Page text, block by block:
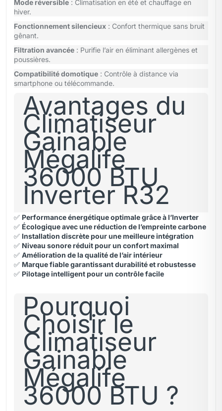
Mode réversible : Climatisation en été et chauffage en
hiver.
Fonctionnement silencieux : Confort thermique sans bruit
gênant.
Filtration avancée : Purifie l’air en éliminant allergènes et
poussières.
Compatibilité domotique : Contrôle à distance via
smartphone ou télécommande.
Avantages du
Climatiseur
Gainable
Mégalife
36000 BTU
Inverter R32
✅ Performance énergétique optimale grâce à l’Inverter
✅ Écologique avec une réduction de l’empreinte carbone
✅ Installation discrète pour une meilleure intégration
✅ Niveau sonore réduit pour un confort maximal
✅ Amélioration de la qualité de l’air intérieur
✅ Marque fiable garantissant durabilité et robustesse
✅ Pilotage intelligent pour un contrôle facile
Pourquoi
Choisir le
Climatiseur
Gainable
Mégalife
36000 BTU ?